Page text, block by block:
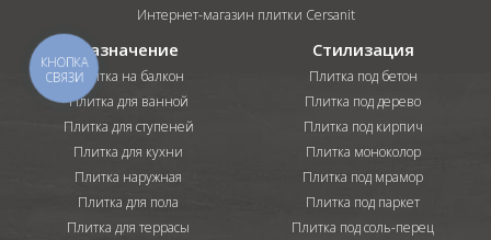
Интернет-магазин плитки Cersanit
Назначение
Плитка на балкон
Плитка для ванной
Плитка для ступеней
Плитка для кухни
Плитка наружная
Плитка для пола
Плитка для террасы
Стилизация
Плитка под бетон
Плитка под дерево
Плитка под кирпич
Плитка моноколор
Плитка под мрамор
Плитка под паркет
Плитка под соль-перец
КНОПКА
СВЯЗИ